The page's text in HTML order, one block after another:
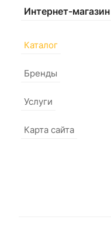
Интернет-магазин
Каталог
Бренды
Услуги
Карта сайта